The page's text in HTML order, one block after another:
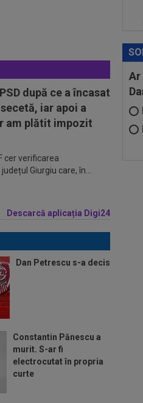
după ce a încasat
iar apoi a
am plătit impozit
cer verificarea
Giurgiu care, în...
Descarcă aplicația Digi24
Ar
Dan Petrescu s-a decis
Constantin Pănescu a
murit. S-ar fi
electrocutat în propria
curte